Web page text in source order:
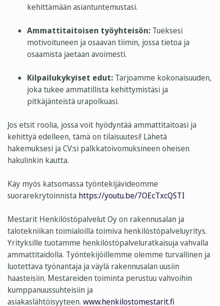
kehittämään asiantuntemustasi.
Ammattitaitoisen työyhteisön: Tueksesi
motivoituneen ja osaavan tiimin, jossa tietoa ja
osaamista jaetaan avoimesti.
Kilpailukykyiset edut: Tarjoamme kokonaisuuden,
joka tukee ammatillista kehittymistäsi ja
pitkäjänteistä urapolkuasi.
Jos etsit roolia, jossa voit hyödyntää ammattitaitoasi ja
kehittyä edelleen, tämä on tilaisuutesi! Lähetä
hakemuksesi ja CV:si palkkatoivomuksineen oheisen
hakulinkin kautta.
Käy myös katsomassa työntekijävideomme
suorarekrytoinnista https://youtu.be/7OEcTxcQSTI
Mestarit Henkilöstöpalvelut Oy on rakennusalan ja
talotekniikan toimialoilla toimiva henkilöstöpalveluyritys.
Yrityksille tuotamme henkilöstöpalveluratkaisuja vahvalla
ammattitaidolla. Työntekijöillemme olemme turvallinen ja
luotettava työnantaja ja väylä rakennusalan uusiin
haasteisiin. Mestareiden toiminta perustuu vahvoihin
kumppanuussuhteisiin ja
asiakaslähtöisyyteen. www.henkilostomestarit.fi